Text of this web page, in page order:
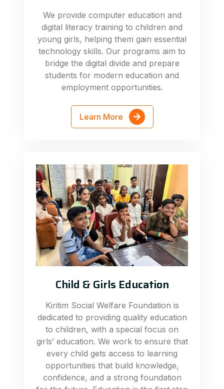
We provide computer education and
digital literacy training to children and
young girls, helping them gain essential
technology skills. Our programs aim to
bridge the digital divide and prepare
students for modern education and
employment opportunities.
Learn More
Child & Girls Education
Kiritim Social Welfare Foundation is
dedicated to providing quality education
to children, with a special focus on
girls’ education. We work to ensure that
every child gets access to learning
opportunities that build knowledge,
confidence, and a strong foundation